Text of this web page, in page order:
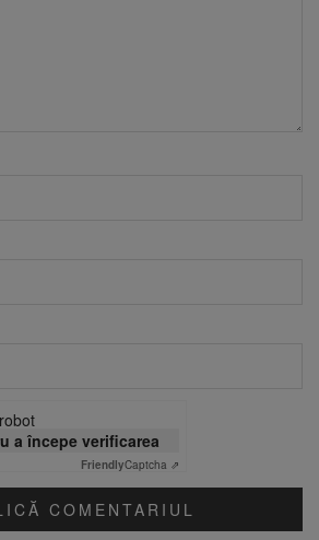
a începe verificarea
FriendlyCaptcha ⇗